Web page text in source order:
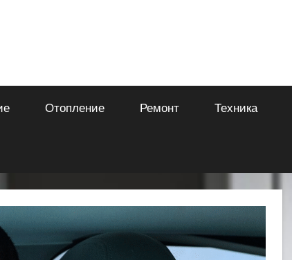
Отопление Ремонт Техника